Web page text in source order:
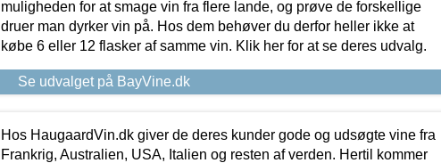
muligheden for at smage vin fra flere lande, og prøve de forskellige
druer man dyrker vin på. Hos dem behøver du derfor heller ikke at
købe 6 eller 12 flasker af samme vin. Klik her for at se deres udvalg.
Se udvalget på BayVine.dk
Hos HaugaardVin.dk giver de deres kunder gode og udsøgte vine fra
Frankrig, Australien, USA, Italien og resten af verden. Hertil kommer